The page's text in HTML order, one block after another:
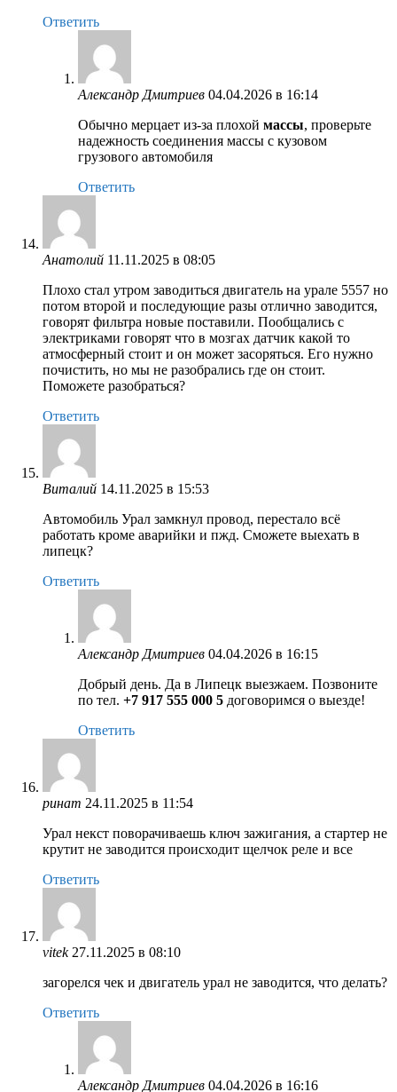
Ответить
Александр Дмитриев 04.04.2026 в 16:14
Обычно мерцает из-за плохой массы, проверьте
надежность соединения массы с кузовом
грузового автомобиля
Ответить
Анатолий 11.11.2025 в 08:05
Плохо стал утром заводиться двигатель на урале 5557 но
потом второй и последующие разы отлично заводится,
говорят фильтра новые поставили. Пообщались с
электриками говорят что в мозгах датчик какой то
атмосферный стоит и он может засоряться. Его нужно
почистить, но мы не разобрались где он стоит.
Поможете разобраться?
Ответить
Виталий 14.11.2025 в 15:53
Автомобиль Урал замкнул провод, перестало всё
работать кроме аварийки и пжд. Сможете выехать в
липецк?
Ответить
Александр Дмитриев 04.04.2026 в 16:15
Добрый день. Да в Липецк выезжаем. Позвоните
по тел. +7 917 555 000 5 договоримся о выезде!
Ответить
ринат 24.11.2025 в 11:54
Урал некст поворачиваешь ключ зажигания, а стартер не
крутит не заводится происходит щелчок реле и все
Ответить
vitek 27.11.2025 в 08:10
загорелся чек и двигатель урал не заводится, что делать?
Ответить
Александр Дмитриев 04.04.2026 в 16:16